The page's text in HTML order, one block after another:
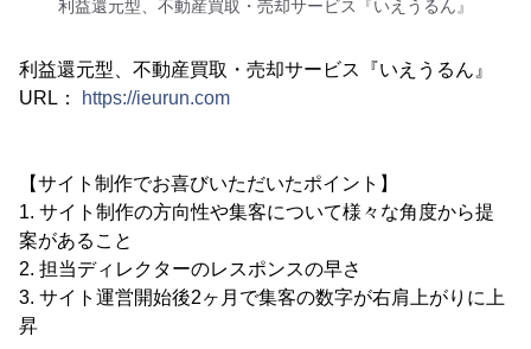
利益還元型、不動産買取・売却サービス『いえうるん』
利益還元型、不動産買取・売却サービス『いえうるん』
URL：
https://ieurun.com
【サイト制作でお喜びいただいたポイント】
1. サイト制作の方向性や集客について様々な角度から提
案があること
2. 担当ディレクターのレスポンスの早さ
3. サイト運営開始後2ヶ月で集客の数字が右肩上がりに上
昇